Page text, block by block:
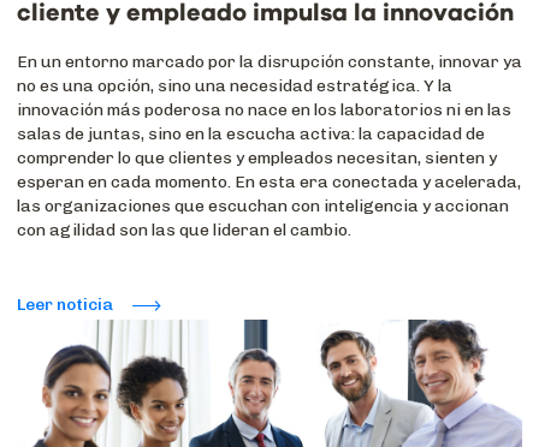
cliente y empleado impulsa la innovación
En un entorno marcado por la disrupción constante, innovar ya
no es una opción, sino una necesidad estratégica. Y la
innovación más poderosa no nace en los laboratorios ni en las
salas de juntas, sino en la escucha activa: la capacidad de
comprender lo que clientes y empleados necesitan, sienten y
esperan en cada momento. En esta era conectada y acelerada,
las organizaciones que escuchan con inteligencia y accionan
con agilidad son las que lideran el cambio.
Leer noticia